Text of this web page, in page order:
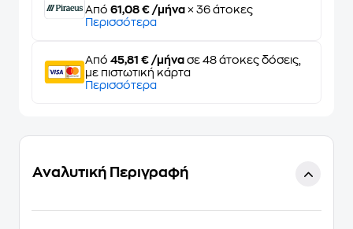
Από 61,08 € /μήνα × 36 άτοκες
Περισσότερα
Από 45,81 € /μήνα σε 48 άτοκες δόσεις,
με πιστωτική κάρτα
Περισσότερα
Αναλυτική Περιγραφή